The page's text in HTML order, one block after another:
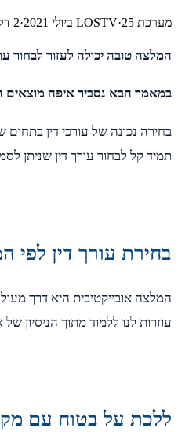
מערכת LOSTV ·25 ביולי 2021 ·
2
המלצה טובה יכולה לעזור לבחור
במאמר הבא נסביר איפה מוצאים
בחירה נכונה של עורכי דין
תמיד קל לבחור עורך דין שניתן
בחירת עורך דין לפי
המלצה אובייקטיבית היא דרך
עוזרות לנו ללמוד מתוך הניסיון
ללכת על בטוח עם